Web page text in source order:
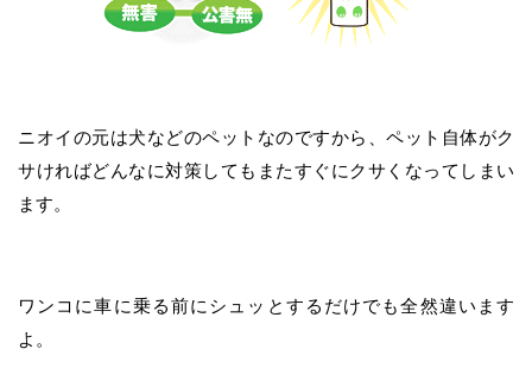
ニオイの元は犬などのペットなのですから、ペット自体がク
サければどんなに対策してもまたすぐにクサくなってしまい
ます。
ワンコに車に乗る前にシュッとするだけでも全然違います
よ。